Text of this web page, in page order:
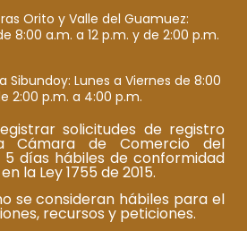
Orito y Valle del Guamuez:
8:00 a.m. a 12 p.m. y de 2:00 p.m.
Lunes a Viernes de 8:00
2:00 p.m. a 4:00 p.m.
solicitudes de registro
de Comercio del
5 días hábiles de conformidad
la Ley 1755 de 2015.
se consideran hábiles para el
recursos y peticiones.